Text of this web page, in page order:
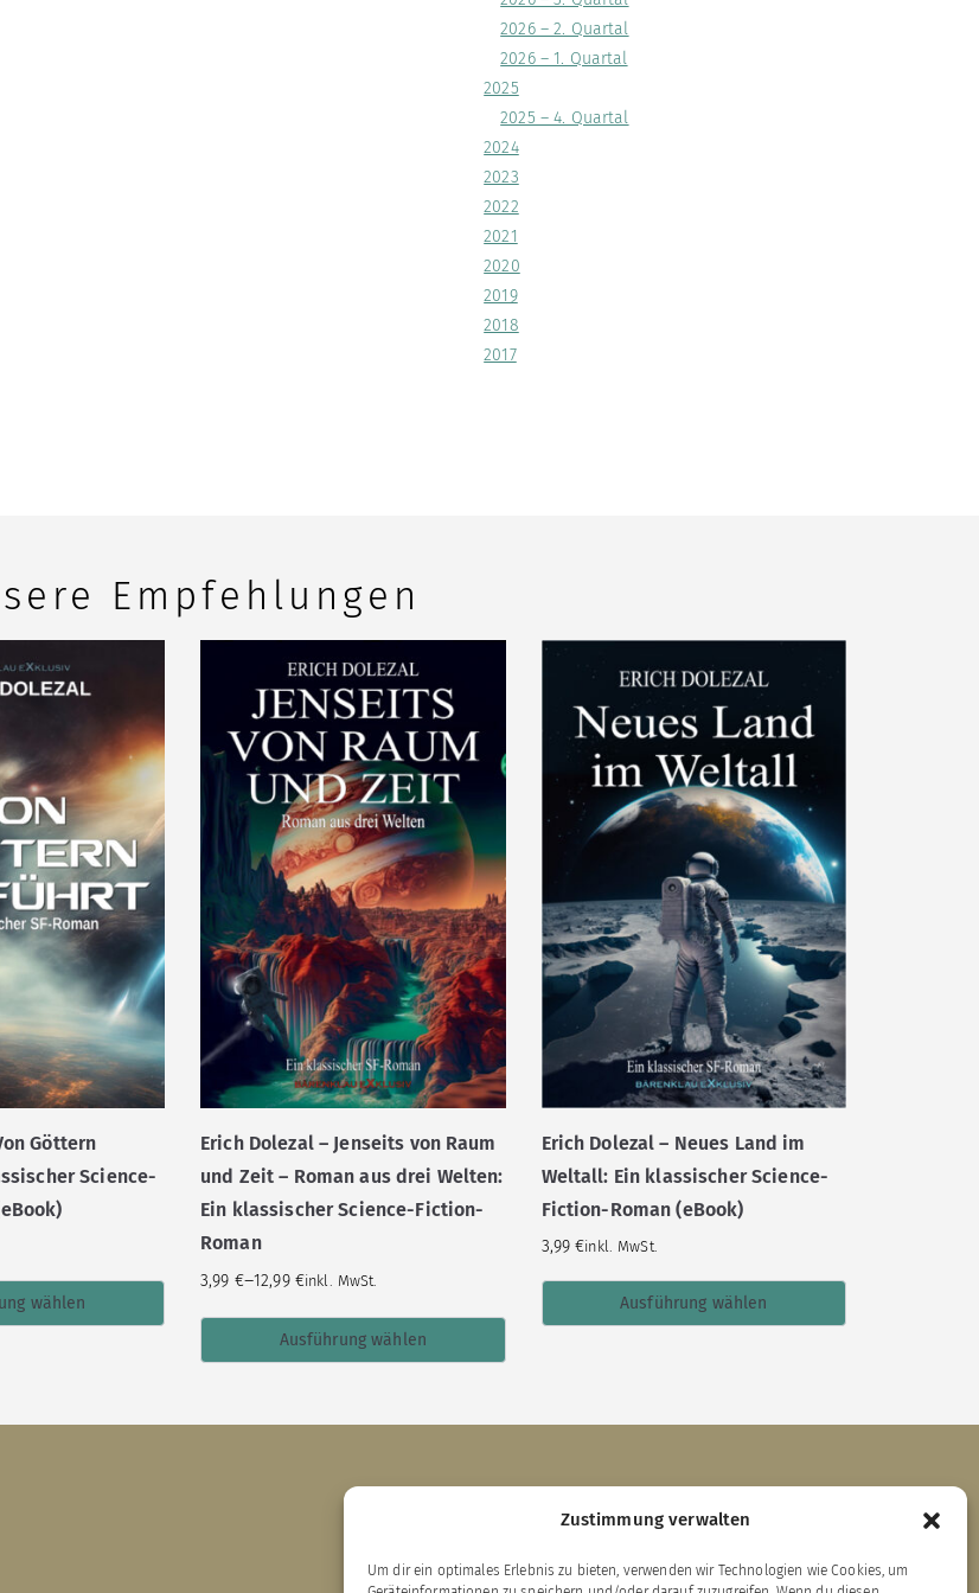
Zustimmung verwalten
Um dir ein optimales Erlebnis zu bieten, verwenden wir Technologien wie Cookies, um
2026 – 2. Quartal
2026 – 1. Quartal
2025
2025 – 4. Quartal
2024
2023
2022
2021
2020
2019
2018
2017
Empfehlungen
Göttern
Science-
wählen
Erich Dolezal – Jenseits von Raum
und Zeit – Roman aus drei Welten:
Ein klassischer Science-Fiction-
Roman
3,99 €–12,99 €inkl. MwSt.
Ausführung wählen
Erich Dolezal – Neues Land im
Weltall: Ein klassischer Science-
Fiction-Roman (eBook)
3,99€inkl. MwSt.
Ausführung wählen
Links zu unseren Partnerverlagen
Bärenklau Exklusiv